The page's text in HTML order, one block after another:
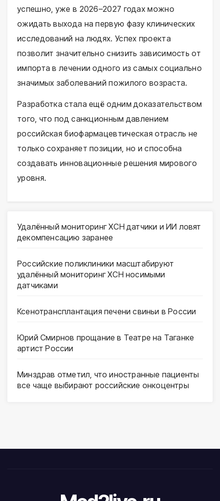
успешно, уже в 2026–2027 годах можно
ожидать выхода на первую фазу клинических
исследований на людях. Успех проекта
позволит значительно снизить зависимость от
импорта в лечении одного из самых социально
значимых заболеваний пожилого возраста.
Разработка стала ещё одним доказательством
того, что под санкционным давлением
российская биофармацевтическая отрасль не
только сохраняет позиции, но и способна
создавать инновационные решения мирового
уровня.
Удалённый мониторинг ХСН датчики и ИИ ловят
декомпенсацию заранее
Российские поликлиники масштабируют
удалённый мониторинг ХСН носимыми
датчиками
Ксенотрансплантация печени свиньи в России
Юрий Смирнов прощание в Театре на Таганке
артист России
Минздрав отметил, что иностранные пациенты
все чаще выбирают российские онкоцентры